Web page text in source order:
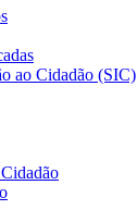
ao Cidadão (SIC)